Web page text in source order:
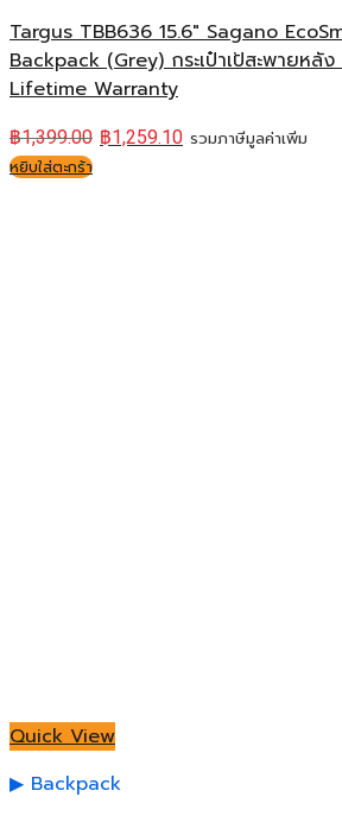
Targus TBB636 15.6″ Sagano
Backpack (Grey) กระเป๋าเป้สะพายหลั
Lifetime Warranty
฿1,399.00 ฿1,259.10 รวมภาษีมูลค่าเพิ่ม
หยิบใส่ตะกร้า
Quick View
Backpack